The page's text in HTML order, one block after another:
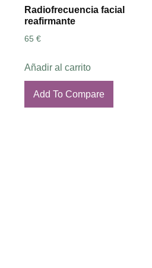
Radiofrecuencia facial
reafirmante
65 €
Añadir al carrito
Add To Compare